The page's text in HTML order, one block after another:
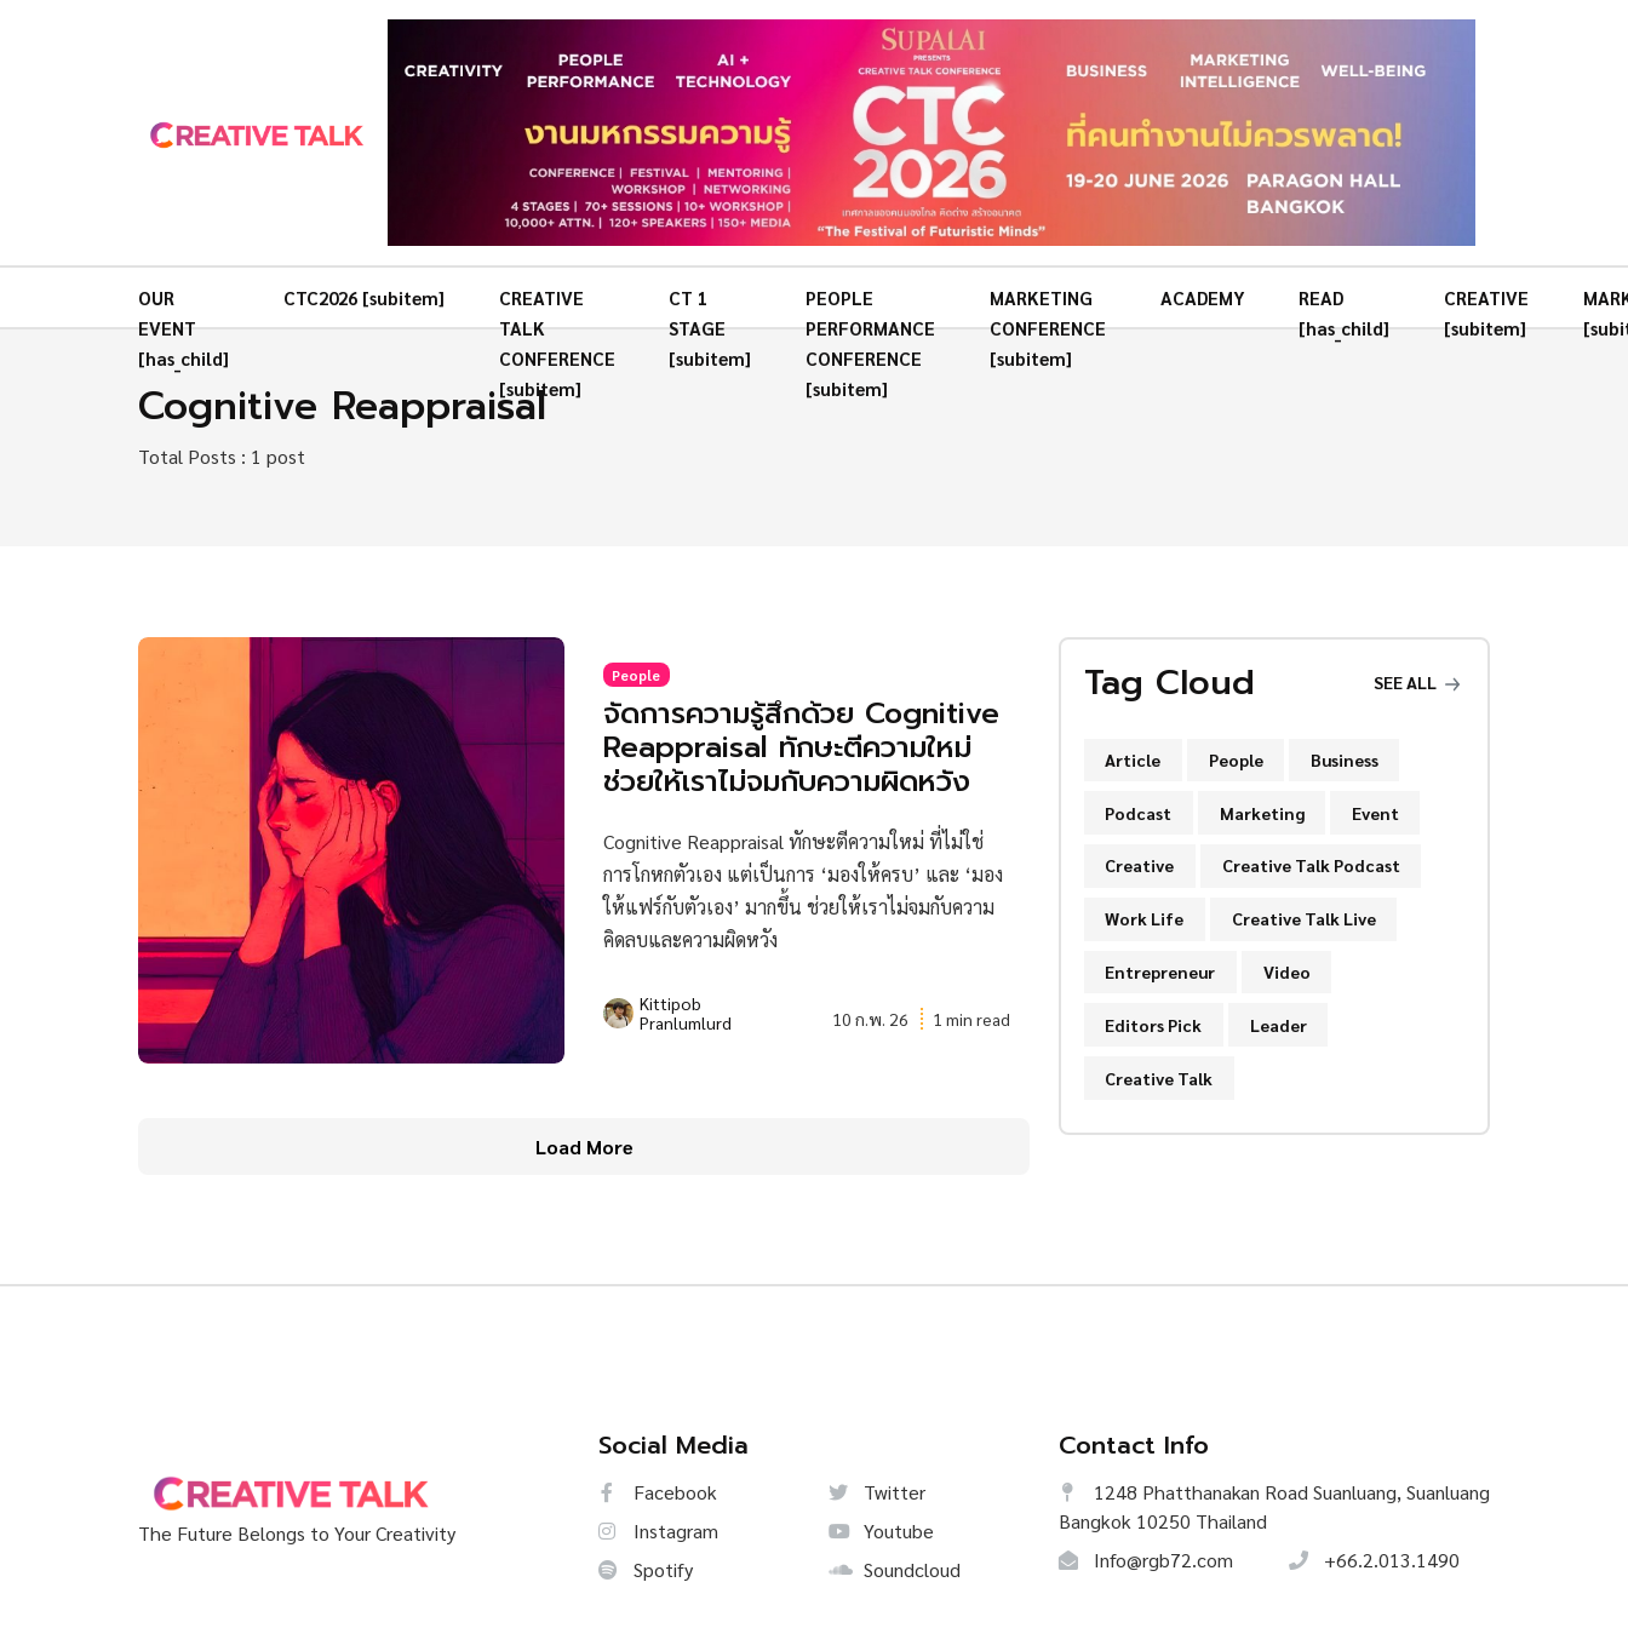
OUR
EVENT
[has_child]
CTC2026 [subitem]
CREATIVE
TALK
CONFERENCE
[subitem]
CT 1
STAGE
[subitem]
PEOPLE
PERFORMANCE
CONFERENCE
[subitem]
MARKETING
CONFERENCE
[subitem]
ACADEMY
READ
[has_child]
CREATIVE
[subitem]
Cognitive Reappraisal
Total Posts : 1 post
People
จัดการความรู้สึกด้วย Cognitive
Reappraisal ทักษะตีความใหม่
ช่วยให้เราไม่จมกับความผิดหวัง
Cognitive Reappraisal ทักษะตีความใหม่ ที่ไม่ใช่
การโกหกตัวเอง แต่เป็นการ ‘มองให้ครบ’ และ ‘มอง
ให้แฟร์กับตัวเอง’ มากขึ้น ช่วยให้เราไม่จมกับความ
คิดลบและความผิดหวัง
Kittipob
Pranlumlurd
10 ก.พ. 26 1 min read
Load More
Tag Cloud SEE ALL
Article People Business
Podcast Marketing Event
Creative Creative Talk Podcast
Work Life Creative Talk Live
Entrepreneur Video
Editors Pick Leader
Creative Talk
The Future Belongs to Your Creativity
Social Media
Facebook
Twitter
Instagram
Youtube
Spotify
Soundcloud
Contact Info
1248 Phatthanakan Road Suanluang, Suanluang
Bangkok 10250 Thailand
Info@rgb72.com
+66.2.013.1490